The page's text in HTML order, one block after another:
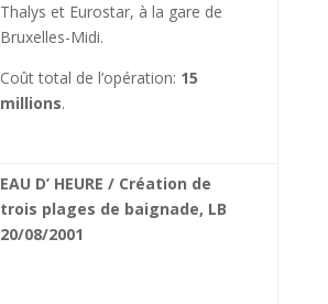
Thalys et Eurostar, à la gare de
Bruxelles-Midi.
Coût total de l’opération: 15
millions.
EAU D’ HEURE / Création de
trois plages de baignade, LB
20/08/2001